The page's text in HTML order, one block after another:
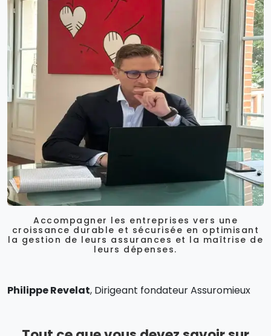
Accompagner les entreprises vers une
croissance durable et sécurisée en optimisant
la gestion de leurs assurances et la maîtrise de
leurs dépenses.
Philippe Revelat, Dirigeant fondateur Assuromieux